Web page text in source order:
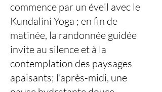
commence par un éveil avec le
Kundalini Yoga ; en fin de
matinée, la randonnée guidée
invite au silence et à la
contemplation des paysages
apaisants; l'après-midi, une